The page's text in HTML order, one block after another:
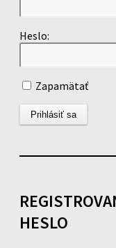
Heslo:
Zapamätať
HESLO